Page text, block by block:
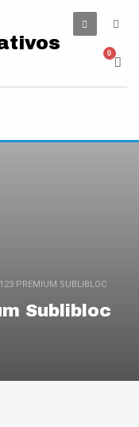
PREMIUM SUBLIBLOC
Sublibloc